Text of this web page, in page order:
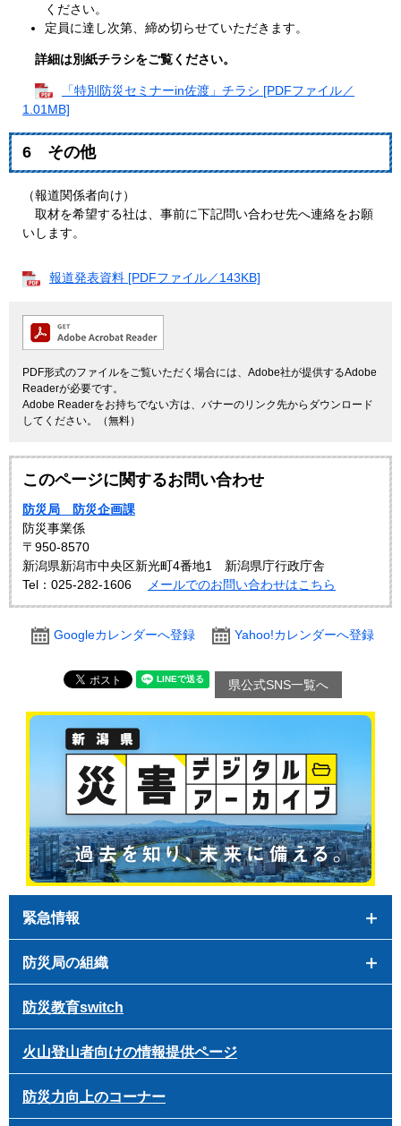
ください。
定員に達し次第、締め切らせていただきます。
詳細は別紙チラシをご覧ください。
「特別防災セミナーin佐渡」チラシ [PDFファイル／
1.01MB]
6 その他
（報道関係者向け）
取材を希望する社は、事前に下記問い合わせ先へ連絡をお願
いします。
報道発表資料 [PDFファイル／143KB]
PDF形式のファイルをご覧いただく場合には、Adobe社が提供するAdobe
Readerが必要です。
Adobe Readerをお持ちでない方は、バナーのリンク先からダウンロード
してください。（無料）
このページに関するお問い合わせ
防災局 防災企画課
防災事業係
〒950-8570
新潟県新潟市中央区新光町4番地1 新潟県庁行政庁舎
Tel：025-282-1606
メールでのお問い合わせはこちら
Googleカレンダーへ登録 Yahoo!カレンダーへ登録
県公式SNS一覧へ
緊急情報
防災局の組織
防災教育switch
火山登山者向けの情報提供ページ
防災力向上のコーナー